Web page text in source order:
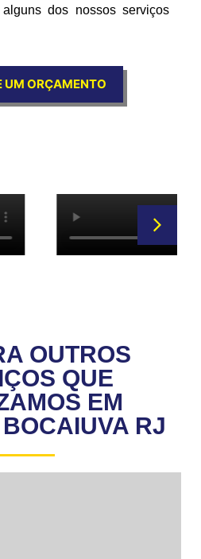
dos nossos serviços
UM ORÇAMENTO
OUTROS
QUE
EM
RJ